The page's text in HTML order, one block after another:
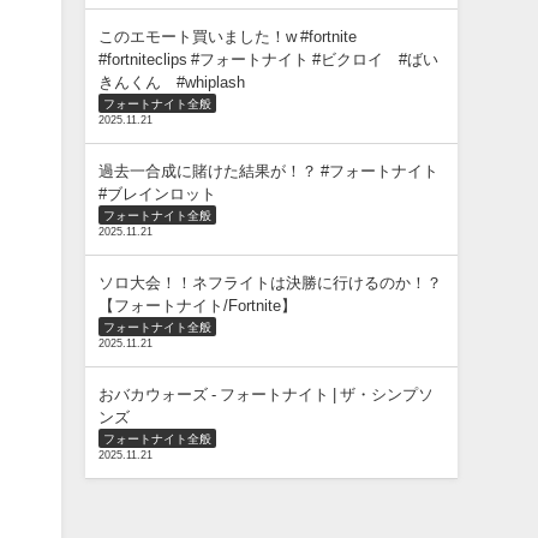
このエモート買いました！w #fortnite
#fortniteclips #フォートナイト #ビクロイ #ばい
きんくん #whiplash
フォートナイト全般
2025.11.21
過去一合成に賭けた結果が！？ #フォートナイト
#ブレインロット
フォートナイト全般
2025.11.21
ソロ大会！！ネフライトは決勝に行けるのか！？
【フォートナイト/Fortnite】
フォートナイト全般
2025.11.21
おバカウォーズ - フォートナイト | ザ・シンプソ
ンズ
フォートナイト全般
2025.11.21